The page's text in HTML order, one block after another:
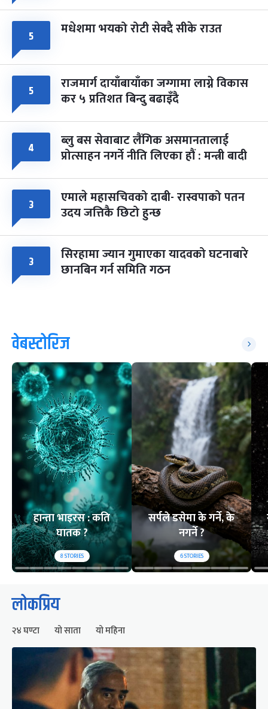
५ मधेशमा भयको रोटी सेक्दै सीके राउत
५ राजमार्ग दायाँबायाँका जग्गामा लाग्ने विकास
कर ५ प्रतिशत बिन्दु बढाइँदै
४ ब्लु बस सेवाबाट लैंगिक असमानतालाई
प्रोत्साहन नगर्ने नीति लिएका हौं : मन्त्री बादी
३ एमाले महासचिवको दाबी- रास्वपाको पतन
उदय जत्तिकै छिटो हुन्छ
३ सिरहामा ज्यान गुमाएका यादवको घटनाबारे
छानबिन गर्न समिति गठन
वेबस्टोरिज
हान्ता भाइरस : कति
घातक ?
8STORIES
सर्पले डसेमा के गर्ने, के
नगर्ने ?
6STORIES
लोकप्रिय
२४ घण्टा यो साता यो महिना